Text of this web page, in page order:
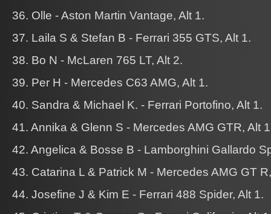
36. Olle - Aston Martin Vantage, Alt 1.
37. Laila S & Stefan B - Ferrari 355 GTS, Alt 1.
38. Bo N - McLaren 765 LT, Alt 2.
39. Per H - Mercedes C63 AMG, Alt 1.
40. Sandra & Michael K. - Ferrari Portofino, Alt 1.
41. Annika & Glenn S - Mercedes AMG GTR, Alt
42. Angelica & Bosse B - Lamborghini Gallardo
43. Catarina L & Patrick M - Mercedes AMG GT
44. Josefine J & Kim E - Ferrari 488 Spider, Alt 1.